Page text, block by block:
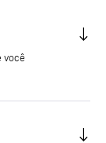
você